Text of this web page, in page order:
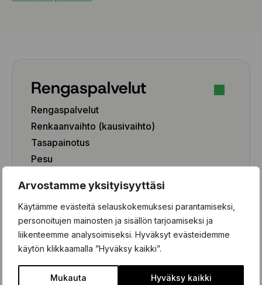
Arvostamme yksityisyyttäsi
Käytämme evästeitä selauskokemuksesi parantamiseksi,
personoitujen mainosten ja sisällön tarjoamiseksi ja
liikenteemme analysoimiseksi. Hyväksyt evästeidemme
käytön klikkaamalla ”Hyväksy kaikki”.
Mukauta Hyväksy kaikki
Rengaspalvelut
Rengaspalvelut
Renkaanvaihto (kausivaihto)
Tasapainotus
Pesu
Paikka-aineen poisto
Rengashotelli
Henkilöauto
Pakettiauto/SUV/EV